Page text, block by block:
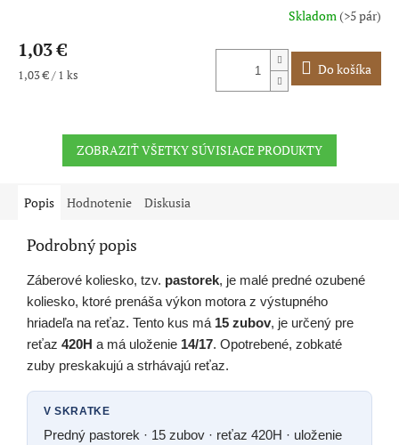
Skladom(>5 pár)
1,03 €
Jednotková
1,03 € / 1 ks Do košíka
ZOBRAZIŤ VŠETKY SÚVISIACE PRODUKTY
Popis Hodnotenie Diskusia
Podrobný popis
Záberové koliesko, tzv. pastorek, je malé predné ozubené
koliesko, ktoré prenáša výkon motora z výstupného
hriadeľa na reťaz. Tento kus má 15 zubov, je určený pre
reťaz 420H a má uloženie 14/17. Opotrebené, zobkaté
zuby preskakujú a strhávajú reťaz.
V SKRATKE
Predný pastorek · 15 zubov · reťaz 420H · uloženie